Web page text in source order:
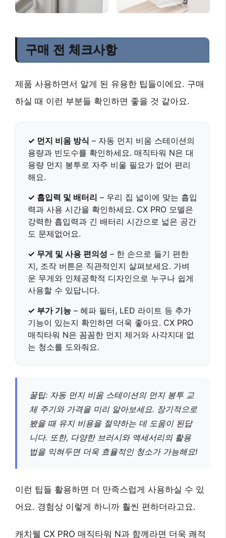
구매 전 체크사항
제품 사용하면서 알게 된 유용한 팁들이에요. 구매
하실 때 이런 부분들 확인하면 좋을 것 같아요.
✓ 먼지 비움 방식 – 자동 먼지 비움 스테이션의
용량과 빈도수를 확인하세요. 매직타워 N은 대
용량 먼지 봉투로 자주 비울 필요가 없어 편리
해요.
✓ 흡입력 및 배터리 – 우리 집 넓이에 맞는 흡입
력과 사용 시간을 확인하세요. CX PRO 모델은
강력한 흡입력과 긴 배터리 시간으로 넓은 공간
도 문제없어요.
✓ 무게 및 사용 편의성 – 한 손으로 들기 편한
지, 조작 버튼은 직관적인지 살펴보세요. 가벼
운 무게와 인체공학적 디자인으로 누구나 쉽게
사용할 수 있답니다.
✓ 부가 기능 – 헤파 필터, LED 라이트 등 추가
기능이 있는지 확인하면 더욱 좋아요. CX PRO
매직타워 N은 꼼꼼한 먼지 제거와 사각지대 없
는 청소를 도와줘요.
꿀팁: 자동 먼지 비움 스테이션의 먼지 봉투 교
체 주기와 가격을 미리 알아보세요. 장기적으로
봤을 때 유지 비용을 절약하는 데 도움이 된답
니다. 또한, 다양한 브러시와 액세서리의 활용
법을 익혀두면 더욱 효율적인 청소가 가능해요!
이런 팁들 활용하면 더 만족스럽게 사용하실 수 있
어요. 경험상 이렇게 하니까 훨씬 편하더라고요.
캐치웰 CX PRO 매직타워 N과 함께라면 더욱 쾌적